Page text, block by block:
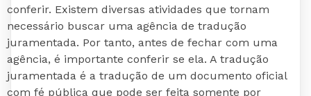
conferir. Existem diversas atividades que tornam
necessário buscar uma agência de tradução
juramentada. Por tanto, antes de fechar com uma
agência, é importante conferir se ela. A tradução
juramentada é a tradução de um documento oficial
com fé pública que pode ser feita somente por